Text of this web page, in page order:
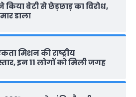
किया बेटी से छेड़छाड़ का विरोध,
डाला
मिशन की राष्‍ट्रीय
इन 11 लोगों को मिली जगह